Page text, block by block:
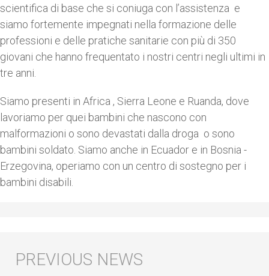
scientifica di base che si coniuga con l’assistenza e
siamo fortemente impegnati nella formazione delle
professioni e delle pratiche sanitarie con più di 350
giovani che hanno frequentato i nostri centri negli ultimi in
tre anni.
Siamo presenti in Africa , Sierra Leone e Ruanda, dove
lavoriamo per quei bambini che nascono con
malformazioni o sono devastati dalla droga o sono
bambini soldato. Siamo anche in Ecuador e in Bosnia -
Erzegovina, operiamo con un centro di sostegno per i
bambini disabili.